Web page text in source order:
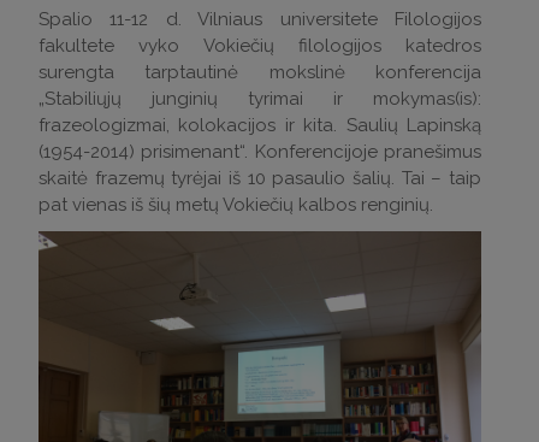
Spalio 11-12 d. Vilniaus universitete Filologijos
fakultete vyko Vokiečių filologijos katedros
surengta tarptautinė mokslinė konferencija
„Stabiliųjų junginių tyrimai ir mokymas(is):
frazeologizmai, kolokacijos ir kita. Saulių Lapinską
(1954-2014) prisimenant“. Konferencijoje pranešimus
skaitė frazemų tyrėjai iš 10 pasaulio šalių. Tai – taip
pat vienas iš šių metų Vokiečių kalbos renginių.